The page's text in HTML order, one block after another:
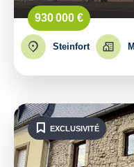
930 000 €
Steinfort
EXCLUSIVITÉ